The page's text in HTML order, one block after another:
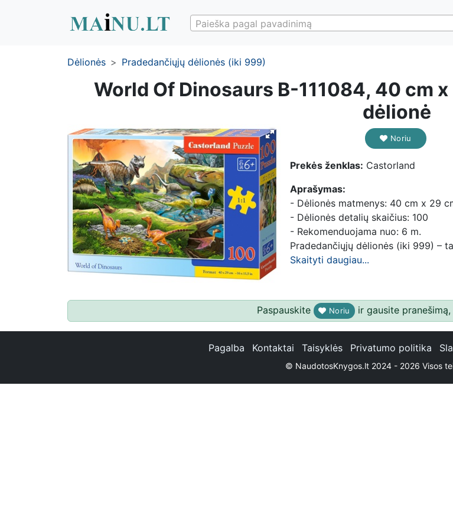
Paieška pagal pavadinimą
Dėlionės Pradedančiųjų dėlionės (iki 999)
World Of Dinosaurs B-111084, 40 cm
dėlionė
Noriu
Prekės ženklas: Castorland
Aprašymas:
- Dėlionės matmenys: 40 cm x 29
- Dėlionės detalių skaičius: 100
- Rekomenduojama nuo: 6 m.
Pradedančiųjų dėlionės (iki 999) –
Skaityti daugiau...
Paspauskite Noriu ir gausite
Pagalba Kontaktai Taisyklės Privatumo politika
© NaudotosKnygos.lt 2024 - 2026 Visos